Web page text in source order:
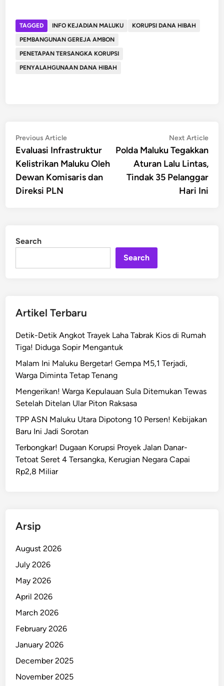
TAGGED INFO KEJADIAN MALUKU
KORUPSI DANA HIBAH
PEMBANGUNAN GEREJA AMBON
PENETAPAN TERSANGKA KORUPSI
PENYALAHGUNAAN DANA HIBAH
Post
navigation
Previous ArticlePrevious
article:
Evaluasi Infrastruktur
Kelistrikan Maluku Oleh
Dewan Komisaris dan
Direksi PLN
Next Article
Polda Maluku Tegakkan
Aturan Lalu Lintas,
Tindak 35 Pelanggar
Hari Ini
Search
Search
Artikel Terbaru
Detik-Detik Angkot Trayek Laha Tabrak Kios di Rumah
Tiga! Diduga Sopir Mengantuk
Malam Ini Maluku Bergetar! Gempa M5,1 Terjadi,
Warga Diminta Tetap Tenang
Mengerikan! Warga Kepulauan Sula Ditemukan Tewas
Setelah Ditelan Ular Piton Raksasa
TPP ASN Maluku Utara Dipotong 10 Persen! Kebijakan
Baru Ini Jadi Sorotan
Terbongkar! Dugaan Korupsi Proyek Jalan Danar-
Tetoat Seret 4 Tersangka, Kerugian Negara Capai
Rp2,8 Miliar
Arsip
August 2026
July 2026
May 2026
April 2026
March 2026
February 2026
January 2026
December 2025
November 2025